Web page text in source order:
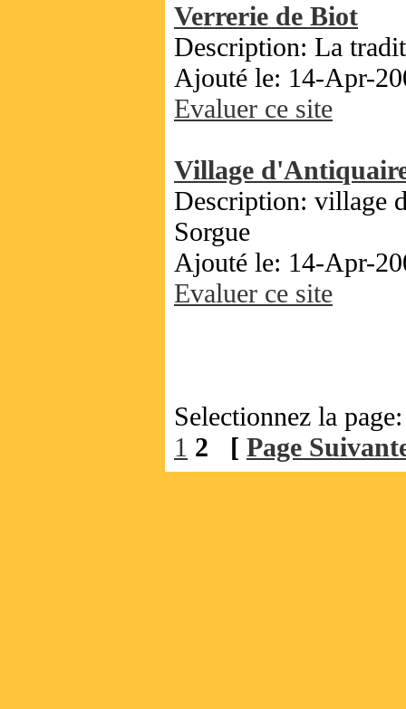
Verrerie de Biot
Description: La
Ajouté le: 14-Apr-
Evaluer ce site
Village
Description: village
Sorgue
Ajouté le: 14-Apr-
Evaluer ce site
Selectionnez la
1 2 [ Page